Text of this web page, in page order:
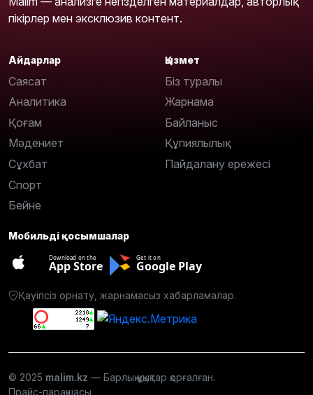
пікірлер мен эксклюзив контент.
Айдарлар
Саясат
Аналитика
Қоғам
Мәдениет
Сұхбат
Спорт
Бейне
Қызмет
Біз туралы
Жарнама
Байланыс
Құпиялылық
Пайдалану ережесі
Мобильді қосымшалар
Download on the
App Store
Get it on
Google Play
Қауіпсіз орнату, жарнамасыз хабарламалар.
© 2025 malim.kz — Барлық құқықтар қорғалған.
Прайс-парақшасы